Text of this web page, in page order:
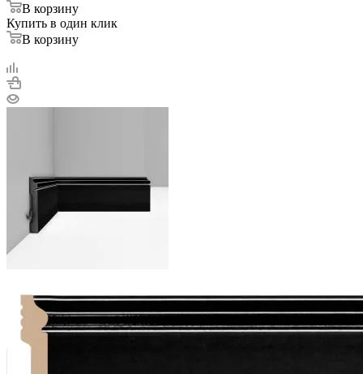
В корзину
Купить в один клик
В корзину